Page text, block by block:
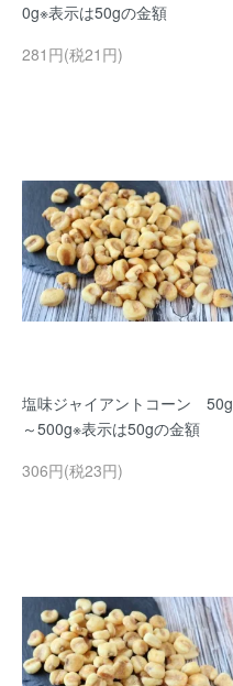
0g※表示は50gの金額
281円(税21円)
塩味ジャイアントコーン 50g
～500g※表示は50gの金額
306円(税23円)